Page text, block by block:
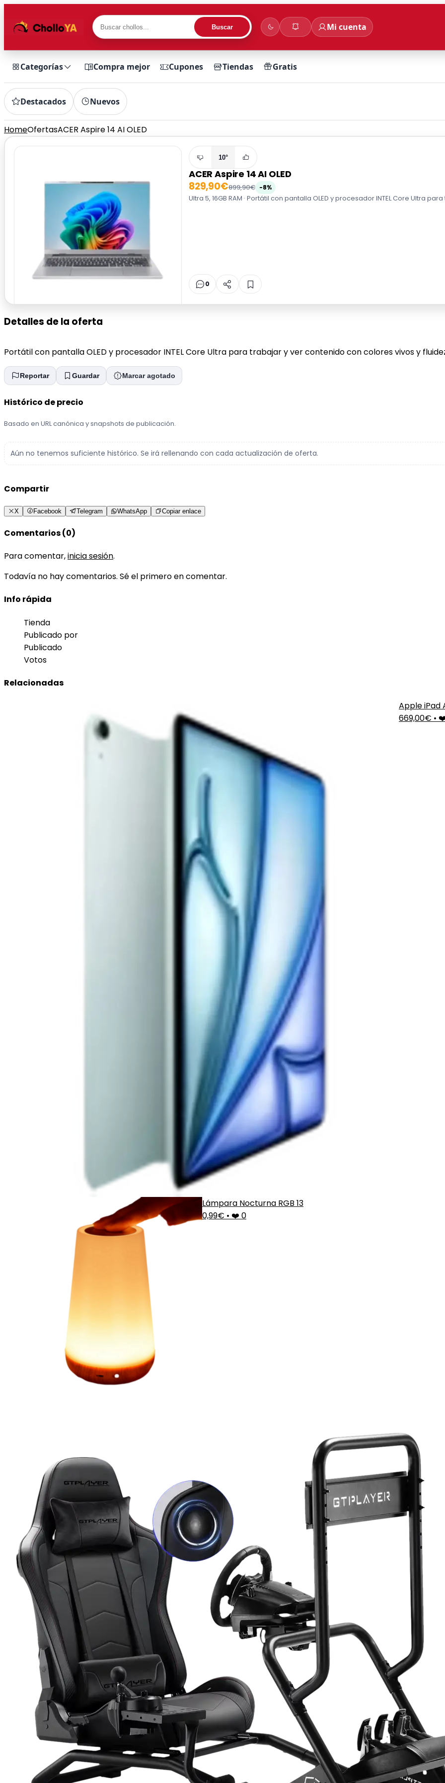
Buscar Mi cuenta
Categorías Compra mejor Cupones Tiendas Gratis
Destacados Nuevos
HomeOfertasACER Aspire 14 AI OLED
10°
ACER Aspire 14 AI OLED
829,90€899,90€ -8%
Ultra 5, 16GB RAM · Portátil con pantalla OLED y procesador INTEL Core Ultra
0
Detalles de la oferta
Portátil con pantalla OLED y procesador INTEL Core Ultra para trabajar y ver contenido con colores vivos y
Reportar Guardar Marcar agotado
Histórico de precio
Basado en URL canónica y snapshots de publicación.
Aún no tenemos suficiente histórico. Se irá rellenando con cada actualización de oferta.
Compartir
X Facebook Telegram WhatsApp Copiar enlace
Comentarios (0)
Para comentar,inicia sesión.
Todavía no hay comentarios. Sé el primero en comentar.
Info rápida
Tienda
Publicado por
Publicado
Votos
Relacionadas
Apple iPad
669,00€ •
Lámpara Nocturna RGB 13
0,99€ • ❤️ 0